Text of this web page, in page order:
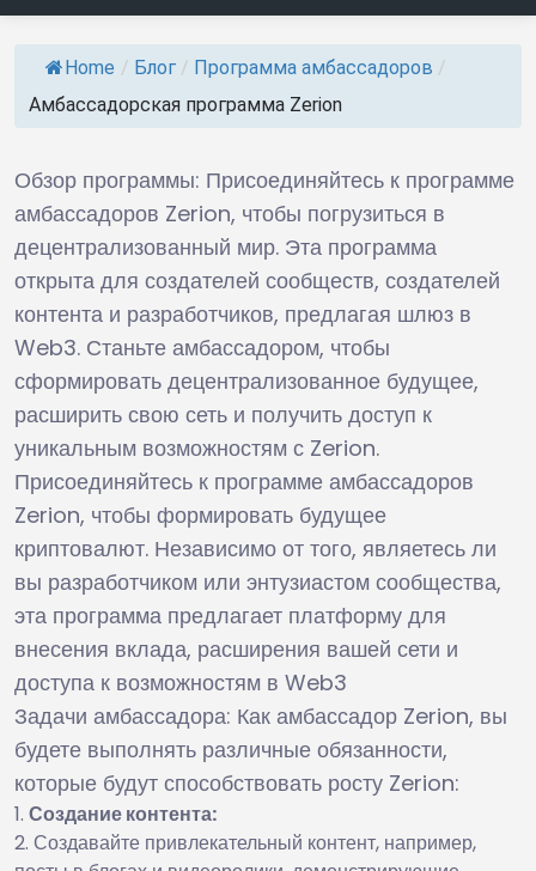
Home / Блог / Программа амбассадоров /
Амбассадорская программа Zerion
Обзор программы: Присоединяйтесь к программе
амбассадоров Zerion, чтобы погрузиться в
децентрализованный мир. Эта программа
открыта для создателей сообществ, создателей
контента и разработчиков, предлагая шлюз в
Web3. Станьте амбассадором, чтобы
сформировать децентрализованное будущее,
расширить свою сеть и получить доступ к
уникальным возможностям с Zerion.
Присоединяйтесь к программе амбассадоров
Zerion, чтобы формировать будущее
криптовалют. Независимо от того, являетесь ли
вы разработчиком или энтузиастом сообщества,
эта программа предлагает платформу для
внесения вклада, расширения вашей сети и
доступа к возможностям в Web3
Задачи амбассадора: Как амбассадор Zerion, вы
будете выполнять различные обязанности,
которые будут способствовать росту Zerion:
Создание контента:
Создавайте привлекательный контент, например,